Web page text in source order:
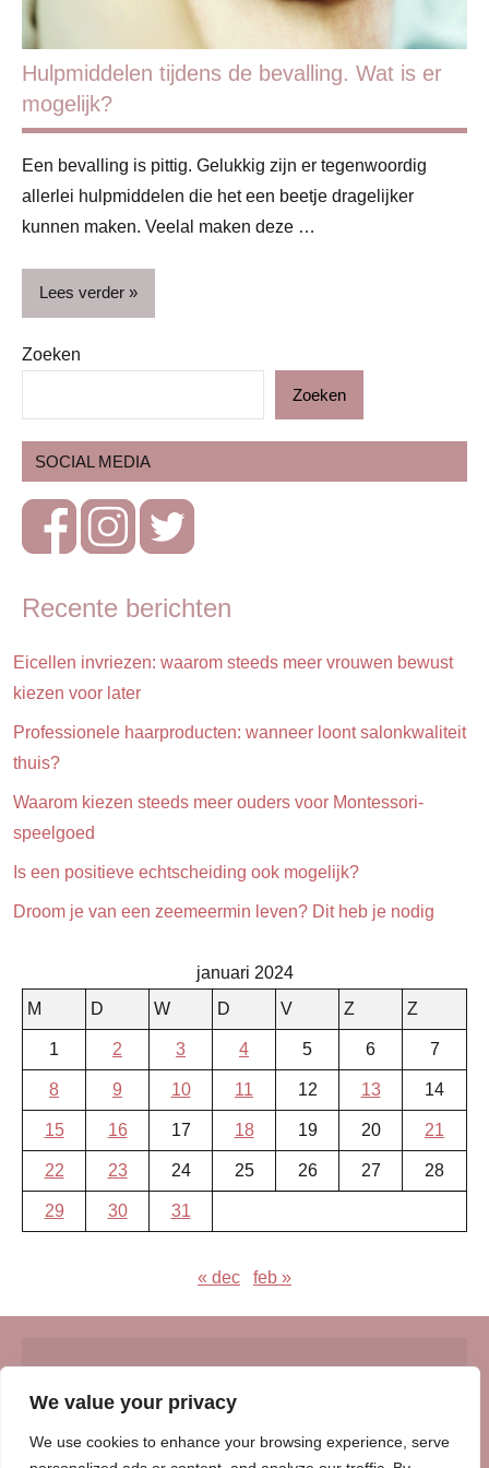
We value your privacy
We use cookies to enhance your browsing experience, serve
Hulpmiddelen tijdens de bevalling. Wat is er
mogelijk?
Een bevalling is pittig. Gelukkig zijn er tegenwoordig
allerlei hulpmiddelen die het een beetje dragelijker
kunnen maken. Veelal maken deze …
Lees verder
Bevalling
Zwangerschap
Zoeken
Zoeken
SOCIAL MEDIA
Recente berichten
Eicellen invriezen: waarom steeds meer vrouwen bewust
kiezen voor later
Professionele haarproducten: wanneer loont salonkwaliteit
thuis?
Waarom kiezen steeds meer ouders voor Montessori-
speelgoed
Is een positieve echtscheiding ook mogelijk?
Droom je van een zeemeermin leven? Dit heb je nodig
januari 2024
M
D W D V Z Z
1 2 3 4 5 6 7
8 9 10 11 12 13 14
15 16 17 18 19 20 21
22 23 24 25 26 27 28
29 30 31
« dec feb »
© Insert Internetuitgeverij
Vrouwenverhalen.nl
Zomerperiode.nl - Winterperiode.nl-